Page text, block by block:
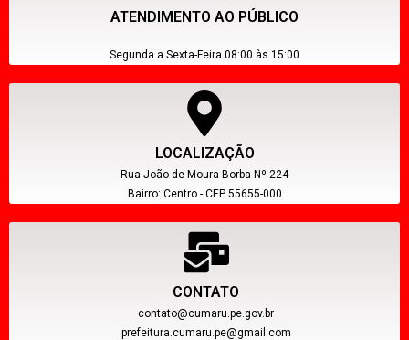
ATENDIMENTO AO PÚBLICO
Segunda a Sexta-Feira 08:00 às 15:00
LOCALIZAÇÃO
Rua João de Moura Borba Nº 224
Bairro: Centro - CEP 55655-000
CONTATO
contato@cumaru.pe.gov.br
prefeitura.cumaru.pe@gmail.com